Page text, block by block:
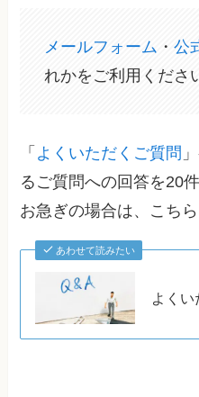
メールフォーム ・公
れかをご利用くださ
「 よくいただくご質問
るご質問への回答を20
お急ぎの場合は、こち
あわせて読みたい
よくい